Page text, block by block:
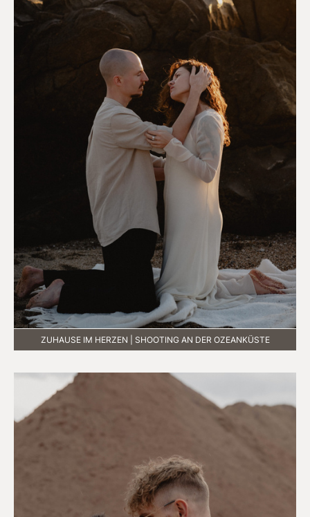
ZUHAUSE IM HERZEN | SHOOTING AN DER OZEANKÜSTE